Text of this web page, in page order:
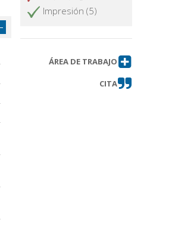
Impresión (5)
ÁREA DE TRABAJO
CITA